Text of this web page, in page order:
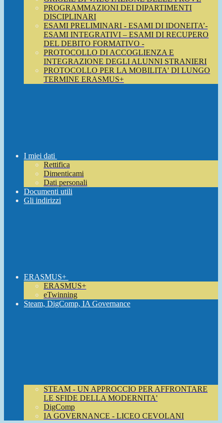
PROGRAMMAZIONI DEI DIPARTIMENTI
DISCIPLINARI
ESAMI PRELIMINARI - ESAMI DI IDONEITA’-
ESAMI INTEGRATIVI – ESAMI DI RECUPERO
DEL DEBITO FORMATIVO -
PROTOCOLLO DI ACCOGLIENZA E
INTEGRAZIONE DEGLI ALUNNI STRANIERI
PROTOCOLLO PER LA MOBILITA' DI LUNGO
TERMINE ERASMUS+
I miei dati
Rettifica
Dimenticami
Dati personali
Documenti utili
Gli indirizzi
ERASMUS+
ERASMUS+
eTwinning
Steam, DigComp, IA Governance
STEAM - UN APPROCCIO PER AFFRONTARE
LE SFIDE DELLA MODERNITA'
DigComp
IA GOVERNANCE - LICEO CEVOLANI